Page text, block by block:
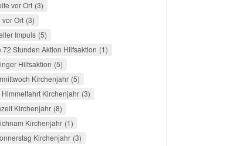
vor Ort 3
Ort 3
Impuls 5
72 Stunden Aktion Hilfsaktion 1
Hilfsaktion 5
Kirchenjahr 5
Kirchenjahr 3
Kirchenjahr 8
Kirchenjahr 1
Kirchenjahr 3